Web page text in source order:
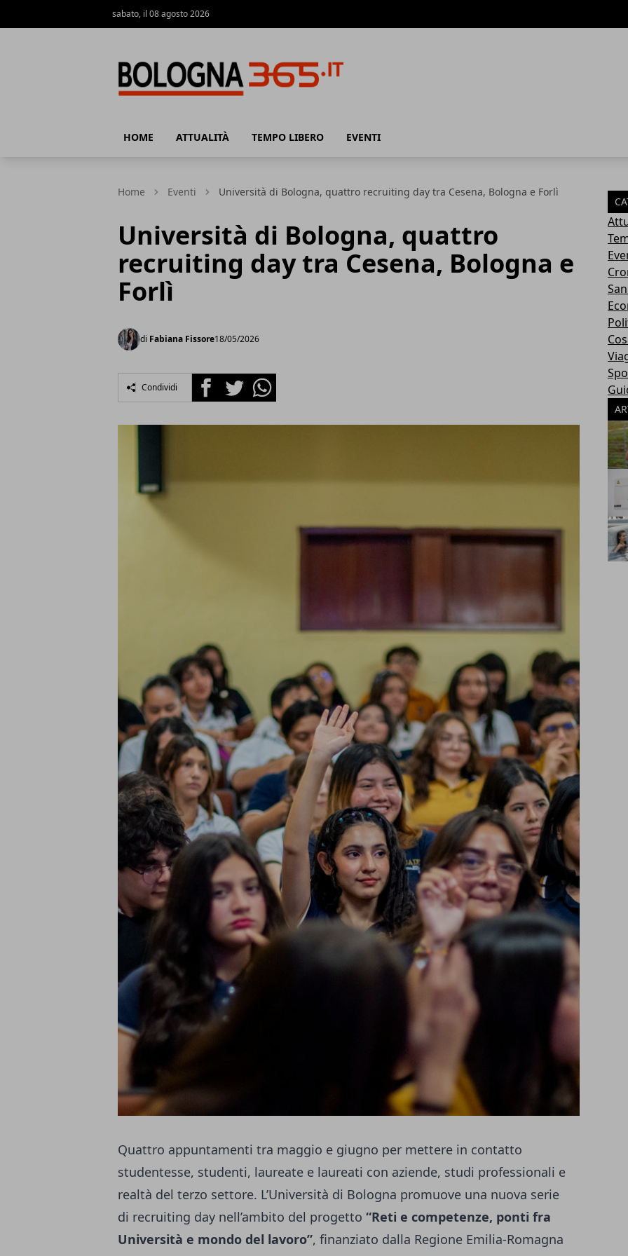
sabato, il 08 agosto 2026
HOME ATTUALITÀ TEMPO LIBERO EVENTI
Home Eventi Università di Bologna, quattro recruiting day tra Cesena, Bologna e Forlì
Università di Bologna, quattro
recruiting day tra Cesena, Bologna e
Forlì
di Fabiana Fissore18/05/2026
Condividi FacebookTwitterWhatsapp
Quattro appuntamenti tra maggio e giugno per mettere in contatto
studentesse, studenti, laureate e laureati con aziende, studi professionali e
realtà del terzo settore. L’Università di Bologna promuove una nuova serie
di recruiting day nell’ambito del progetto “Reti e competenze, ponti fra
Università e mondo del lavoro”, finanziato dalla Regione Emilia-Romagna